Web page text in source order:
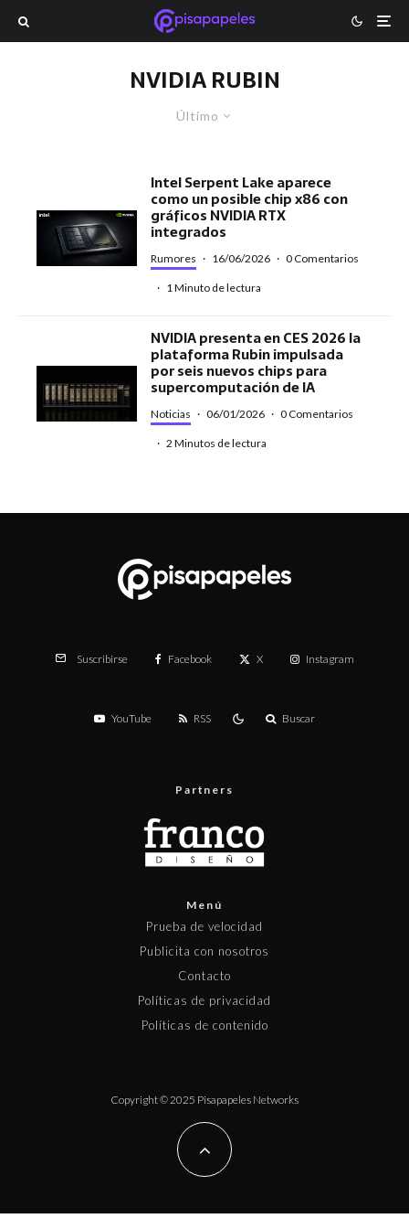
NVIDIA RUBIN
Último
Intel Serpent Lake aparece
como un posible chip x86 con
gráficos NVIDIA RTX
integrados
Rumores · 16/06/2026 · 0 Comentarios
· 1 Minuto de lectura
NVIDIA presenta en CES 2026 la
plataforma Rubin impulsada
por seis nuevos chips para
supercomputación de IA
Noticias · 06/01/2026 · 0 Comentarios
· 2 Minutos de lectura
Suscribirse Facebook X Instagram
YouTube RSS Buscar
Partners
Menú
Prueba de velocidad
Publicita con nosotros
Contacto
Políticas de privacidad
Políticas de contenido
Copyright © 2025 Pisapapeles Networks